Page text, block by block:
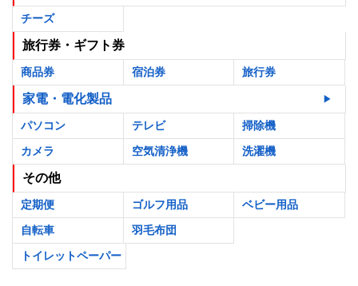
チーズ
旅行券・ギフト券
商品券 宿泊券 旅行券
家電・電化製品
パソコン テレビ
掃除機
カメラ
空気清浄機 洗濯機
その他
定期便 ゴルフ用品
ベビー用品
自転車
羽毛布団
トイレットペーパー